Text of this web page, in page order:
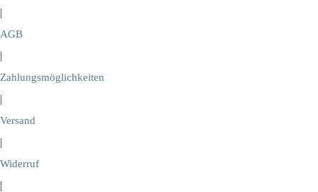
|
AGB
|
Zahlungsmöglichkeiten
|
Versand
|
Widerruf
|